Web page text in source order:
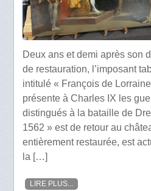
Deux ans et demi après son
de restauration, l’imposant
intitulé « François de
présente à Charles IX les
distingués à la bataille de
1562 » est de retour au
entièrement restaurée, est
la […]
LIRE PLUS...